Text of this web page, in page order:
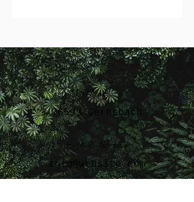
MTB-Murgtal e.V.
76593 Gernsbach
E-Mail-Adresse
info@website.com